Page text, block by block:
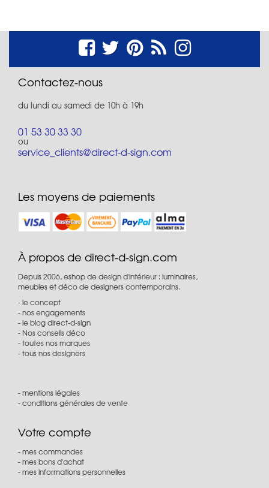
Contactez-nous
du lundi au samedi de 10h à 19h
01 53 30 33 30
ou
service_clients@direct-d-sign.com
Les moyens de paiements
À propos de direct-d-sign.com
Depuis 2006, eshop de design d'intérieur : luminaires,
meubles et déco de designers contemporains.
le concept
nos engagements
le blog direct-d-sign
Nos conseils déco
toutes nos marques
tous nos designers
mentions légales
conditions générales de vente
Votre compte
mes commandes
mes bons d'achat
mes informations personnelles